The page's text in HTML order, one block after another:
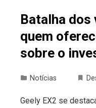
Batalha
quem
sobre o
Notícias
Geely EX2 se